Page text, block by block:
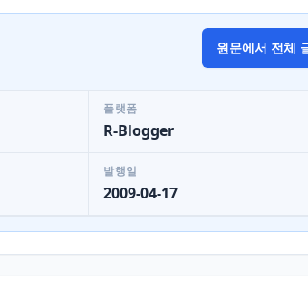
원문에서 전체
플랫폼
R-Blogger
발행일
2009-04-17